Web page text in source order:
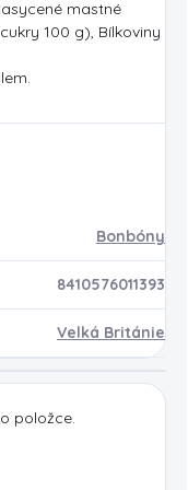
mastné
100 g), Bílkoviny
Bonbóny
8410576011393
Velká Británie
položce.